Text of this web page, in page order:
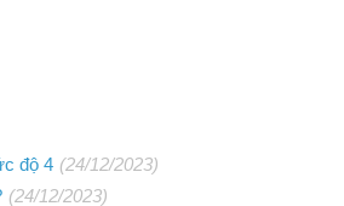
độ 4 (24/12/2023)
(24/12/2023)